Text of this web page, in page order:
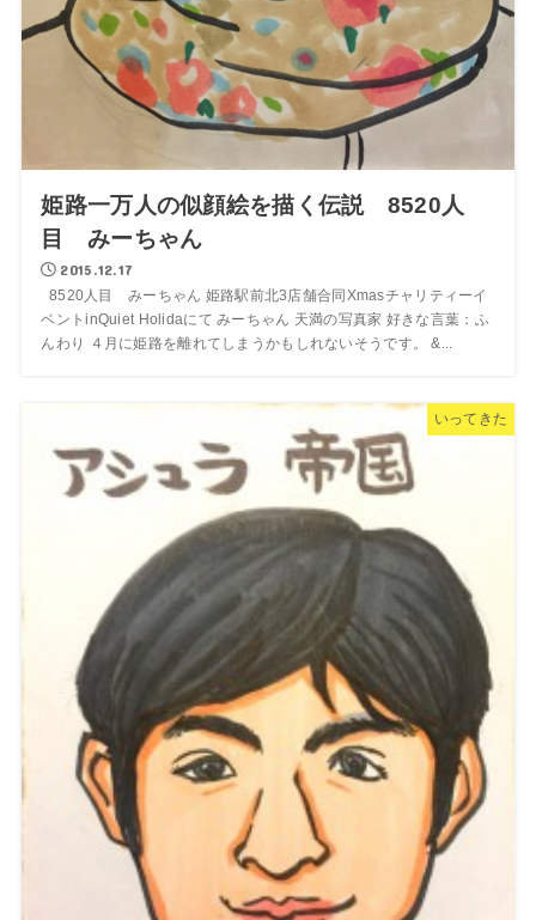
姫路一万人の似顔絵を描く伝説 8520人
目 みーちゃん
2015.12.17
8520人目 みーちゃん 姫路駅前北3店舗合同Xmasチャリティーイ
ベントinQuiet Holidaにて みーちゃん 天満の写真家 好きな言葉：ふ
んわり ４月に姫路を離れてしまうかもしれないそうです。 &...
いってきた